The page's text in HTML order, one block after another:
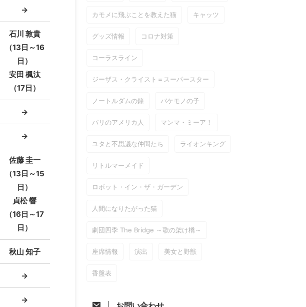
→
石川 敦貴
（13日～16
日）
安田 楓汰
（17日）
安田 楓汰 →
→
→
佐藤 圭一
（13日～15
日）
貞松 響
（16日～17
日）
秋山 知子 →
→
→
カモメに飛ぶことを教えた猫 キャッツ
グッズ情報 コロナ対策
コーラスライン
ジーザス・クライスト＝スーパースター
ノートルダムの鐘 バケモノの子
パリのアメリカ人 マンマ・ミーア！
ユタと不思議な仲間たち ライオンキング
リトルマーメイド
ロボット・イン・ザ・ガーデン
人間になりたがった猫
劇団四季 The Bridge ～歌の架け橋～
座席情報 演出 美女と野獣
香盤表